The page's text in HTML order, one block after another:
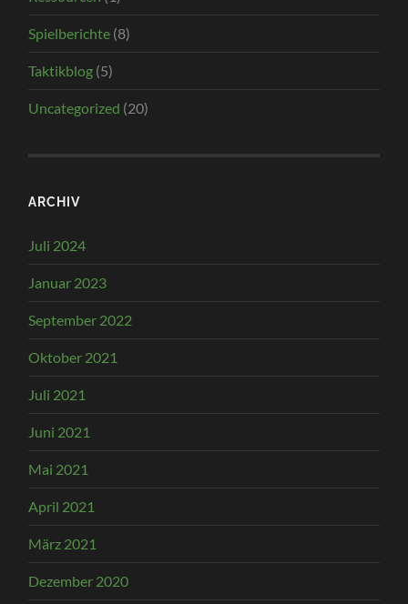
Spielberichte (8)
Taktikblog (5)
Uncategorized (20)
ARCHIV
Juli 2024
Januar 2023
September 2022
Oktober 2021
Juli 2021
Juni 2021
Mai 2021
April 2021
März 2021
Dezember 2020